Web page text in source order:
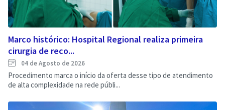
Marco histórico: Hospital Regional realiza primeira
cirurgia de reco...
04 de Agosto de 2026
Procedimento marca o início da oferta desse tipo de atendimento
de alta complexidade na rede públi...